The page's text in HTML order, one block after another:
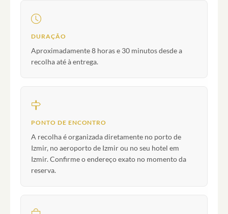
DURAÇÃO
Aproximadamente 8 horas e 30 minutos desde a
recolha até à entrega.
PONTO DE ENCONTRO
A recolha é organizada diretamente no porto de
Izmir, no aeroporto de Izmir ou no seu hotel em
Izmir. Confirme o endereço exato no momento da
reserva.